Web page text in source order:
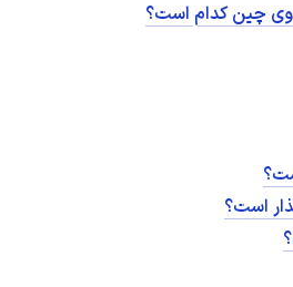
وی چین کدام است؟
است؟